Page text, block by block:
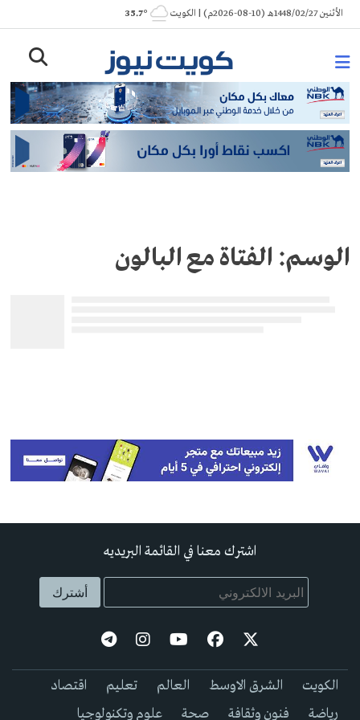
Skip
to
الأثنين 1448/02/27هـ (10-08-2026م) | الكويت ° 35.7
الوسم: الفتاة مع البالون
اشترك معنا في القائمة البريديه
الكويت الشرق الاوسط العالم تعليم
اقتصاد
رياضة
فنون وثقافة صحة علوم وتكنولوجيا